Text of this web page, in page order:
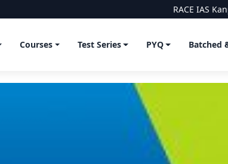
RACE IAS
Courses Test Series PYQ Batched